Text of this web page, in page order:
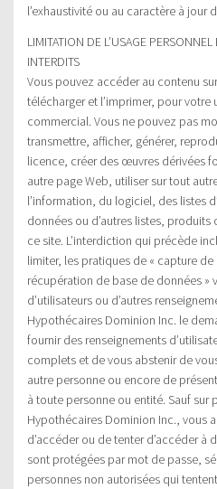
l’exhaustivité ou au caractère à jour
LIMITATION DE L’USAGE
INTERDITS
Vous pouvez accéder au contenu
télécharger et l’imprimer, pour votre
commercial. Vous ne pouvez pas
transmettre, afficher, générer,
licence, créer des œuvres dérivées
autre page Web, utiliser sur tout
l’information, du logiciel, des listes
données ou d’autres listes,
ce site. L’interdiction qui précède
limiter, les pratiques de « capture de
récupération de base de données »
d’utilisateurs ou d’autres
Hypothécaires Dominion Inc. le
fournir des renseignements
complets et de vous abstenir de
autre personne ou encore de
à toute personne ou entité. Sauf sur
Hypothécaires Dominion Inc., vous
d’accéder ou de tenter d’accéder à
sont protégées par mot de passe,
personnes non autorisées qui